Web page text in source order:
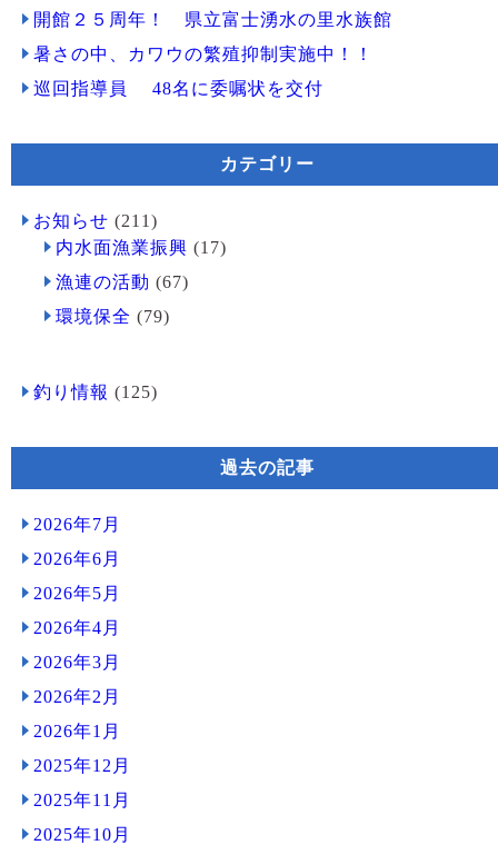
開館２５周年！ 県立富士湧水の里水族館
暑さの中、カワウの繁殖抑制実施中！！
巡回指導員 48名に委嘱状を交付
カテゴリー
お知らせ (211)
内水面漁業振興 (17)
漁連の活動 (67)
環境保全 (79)
釣り情報 (125)
過去の記事
2026年7月
2026年6月
2026年5月
2026年4月
2026年3月
2026年2月
2026年1月
2025年12月
2025年11月
2025年10月